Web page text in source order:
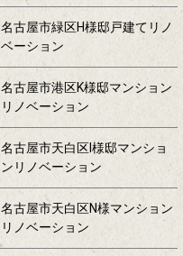
名古屋市緑区H様邸戸建てリノ
ベーション
名古屋市港区K様邸マンション
リノベーション
名古屋市天白区I様邸マンショ
ンリノベーション
名古屋市天白区N様マンション
リノベーション